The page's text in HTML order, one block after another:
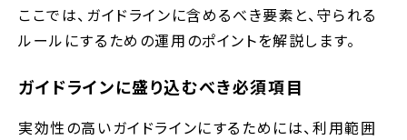
ここでは、ガイドラインに含めるべき要素と、守られる
ルールにするための運用のポイントを解説します。
ガイドラインに盛り込むべき必須項目
実効性の高いガイドラインにするためには、利用範囲